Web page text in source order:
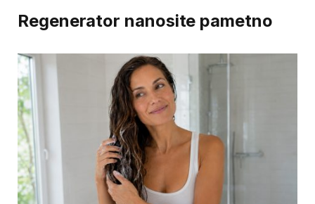
Regenerator nanosite pametno